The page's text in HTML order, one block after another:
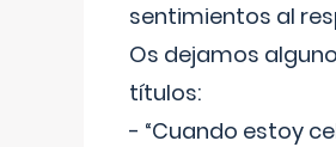
sentimientos al
Os dejamos
títulos:
- “Cuando estoy